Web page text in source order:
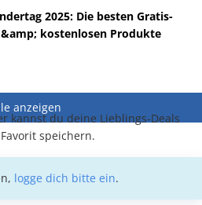
2025: Die besten Gratis-
kostenlosen Produkte
anzeigen
kannst du deine Lieblings-Deals
speichern.
logge dich bitte ein.